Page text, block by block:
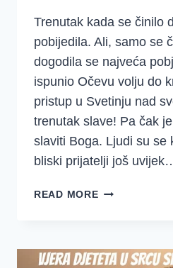
Trenutak kada se činilo
pobijedila. Ali, samo se
dogodila se najveća
ispunio Očevu volju do
pristup u Svetinju nad
trenutak slave! Pa čak
slaviti Boga. Ljudi su
bliski prijatelji još
READ MOREJE
KAKO